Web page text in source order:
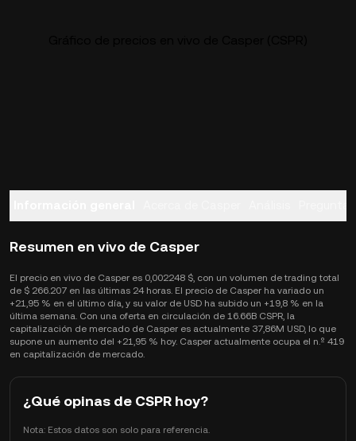
Resumen en vivo de Casper
El precio en vivo de Casper es 0,002248 $, con un volumen de trading total
de $ 266.207 en las últimas 24 horas. El precio de Casper ha variado un
+21,95 % en el último día, y su valor de USD ha subido un +19,8 % en la
última semana. Con una oferta en circulación de 16.66B CSPR, la
capitalización de mercado de Casper es actualmente 37,86M USD, lo que
supone un aumento del +21,95 % hoy. Casper actualmente ocupa el n.º 419
en capitalización de mercado.
¿Qué opinas de CSPR hoy?
Nota: Estos datos son solo para referencia.